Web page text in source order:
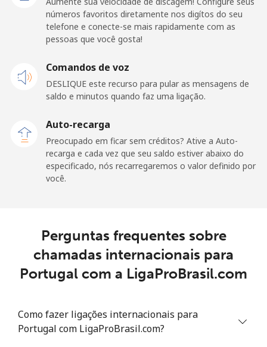
Celular ⁦26.9¢⁩ 18 min por ⁦$5⁩ ⁦20¢⁩
Papua New Guinea
Telefone
fixo
⁦193.9¢⁩
Paraguay
Telefone
⁦4.9¢⁩
102 min por
-
Peru
Telefone
⁦1.5¢⁩
333 min por
-
Celular ⁦1.5¢⁩
333 min por
⁦$5⁩
números favoritos diretamente nos digítos do seu
telefone e conecte-se mais rapidamente com as
pessoas que você gosta!
Comandos de voz
DESLIQUE este recurso para pular as mensagens de
saldo e minutos quando faz uma ligação.
Auto-recarga
Preocupado em ficar sem créditos? Ative a Auto-
recarga e cada vez que seu saldo estiver abaixo do
especificado, nós recarregaremos o valor definido por
você.
Perguntas frequentes sobre
chamadas internacionais para
Portugal com a LigaProBrasil.com
Como fazer ligações internacionais para
Portugal com LigaProBrasil.com?